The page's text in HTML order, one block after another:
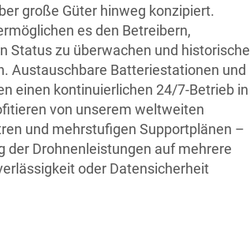
große Güter hinweg konzipiert.
es den Betreibern,
Status zu überwachen und historische
Austauschbare Batteriestationen und
einen kontinuierlichen 24/7-Betrieb in
von unserem weltweiten
und mehrstufigen Supportplänen –
der Drohnenleistungen auf mehrere
oder Datensicherheit